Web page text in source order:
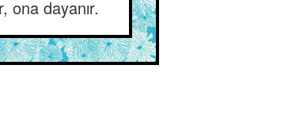
ona dayanır.